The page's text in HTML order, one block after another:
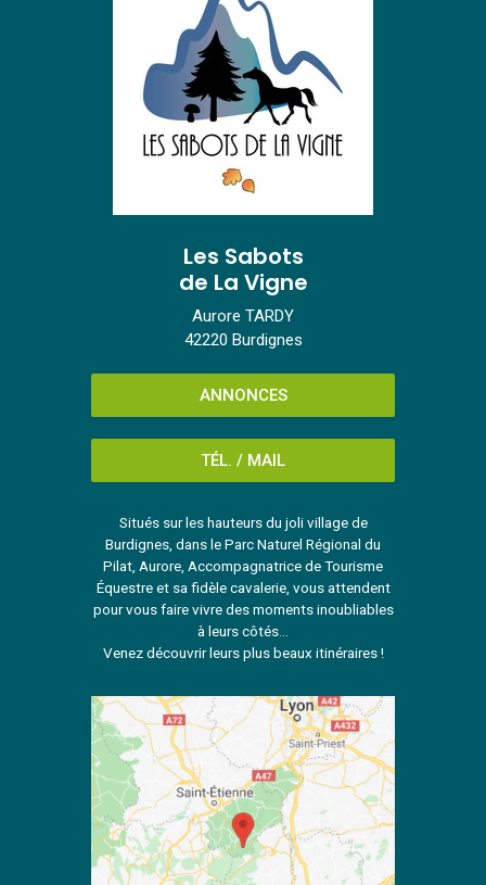
Les Sabots
de La Vigne
Aurore TARDY
42220 Burdignes
ANNONCES
TÉL. / MAIL
Situés sur les hauteurs du joli village de
Burdignes, dans le Parc Naturel Régional du
Pilat, Aurore, Accompagnatrice de Tourisme
Équestre et sa fidèle cavalerie, vous attendent
pour vous faire vivre des moments inoubliables
à leurs côtés...
Venez découvrir leurs plus beaux itinéraires !